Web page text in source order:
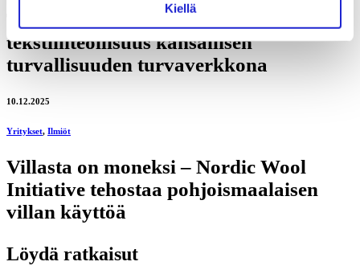
Kiellä
Tekstiilissä vara parempi – kotimainen
tekstiiliteollisuus kansallisen
turvallisuuden turvaverkkona
10.12.2025
Yritykset, Ilmiöt
Villasta on moneksi – Nordic Wool
Initiative tehostaa pohjoismaalaisen
villan käyttöä
Löydä ratkaisut